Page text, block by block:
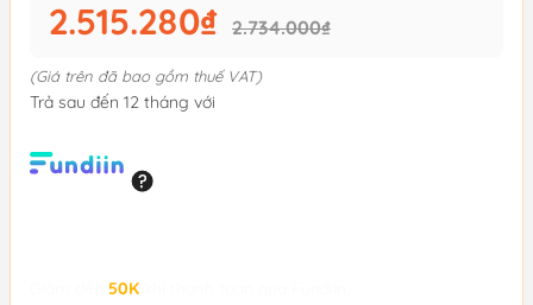
2.515.280₫ 2.734.000₫
(Giá trên đã bao gồm thuế VAT)
Trả sau đến 12 tháng với
50K